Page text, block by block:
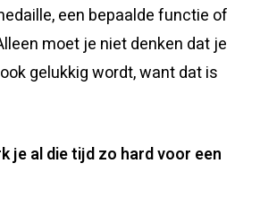
een bepaalde functie of
moet je niet denken dat je
gelukkig wordt, want dat is
je al die tijd zo hard voor een